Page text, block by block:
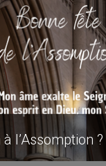
l’Assomption ?